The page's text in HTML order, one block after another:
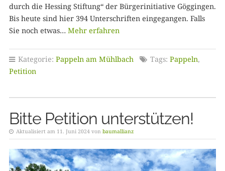
durch die Hessing Stiftung“ der Bürgerinitiative Göggingen.
Bis heute sind hier 394 Unterschriften eingegangen. Falls
Sie noch etwas… Mehr erfahren
Kategorie: Pappeln am Mühlbach Tags: Pappeln,
Petition
Bitte Petition unterstützen!
Aktualisiert am 11. Juni 2024 von baumallianz